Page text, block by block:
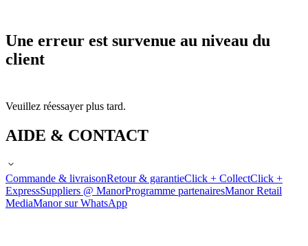
Une erreur est survenue au niveau du
client
Veuillez réessayer plus tard.
AIDE & CONTACT
Commande & livraisonRetour & garantieClick + CollectClick +
ExpressSuppliers @ ManorProgramme partenairesManor Retail
MediaManor sur WhatsApp